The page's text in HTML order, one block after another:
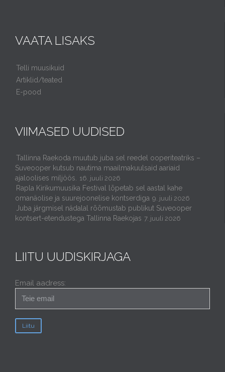
VAATA LISAKS
Telli muusikuid
Artiklid/teated
E-pood
VIIMASED UUDISED
Tallinna Raekoda muutub juba sel reedel ooperiteatriks –
Suveooper kutsub nautima maailmakuulsaid aariaid
ajaloolises miljöös.
16. juuli 2026
Rapla Kirikumuusika Festival lõpetab sel aastal kahe
omanäolise ja suurejoonelise kontserdiga 9. juuli 2026
Juba järgmisel nädalal rõõmustab publikut Suveooper
kontsert-etendustega Tallinna Raekojas 7. juuli 2026
LIITU UUDISKIRJAGA
Email aadress: